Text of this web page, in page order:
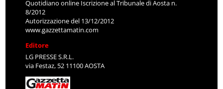
Quotidiano online Iscrizione al Tribunale di Aosta n.
8/2012
Autorizzazione del 13/12/2012
www.gazzettamatin.com
Editore
LG PRESSE S.R.L.
via Festaz, 52 11100 AOSTA